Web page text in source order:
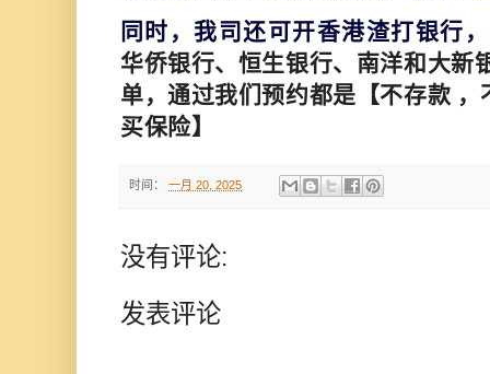
同时，我司还可开香港渣打银行
华侨银行、恒生银行、南洋和大新
单，通过我们预约都是【不存款
买保险】
时间： 一月 20, 2025
没有评论:
发表评论